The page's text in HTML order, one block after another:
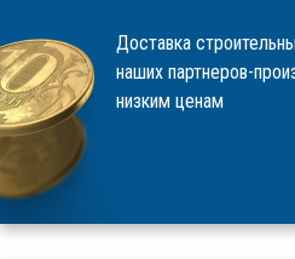
Доставка
наших партнеров-
низким ценам